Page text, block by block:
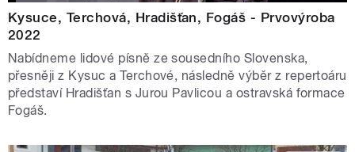
Kysuce, Terchová, Hradišťan, Fogáš - Prvovýroba
2022
Nabídneme lidové písně ze sousedního Slovenska,
přesněji z Kysuc a Terchové, následně výběr z repertoáru
představí Hradišťan s Jurou Pavlicou a ostravská formace
Fogáš.